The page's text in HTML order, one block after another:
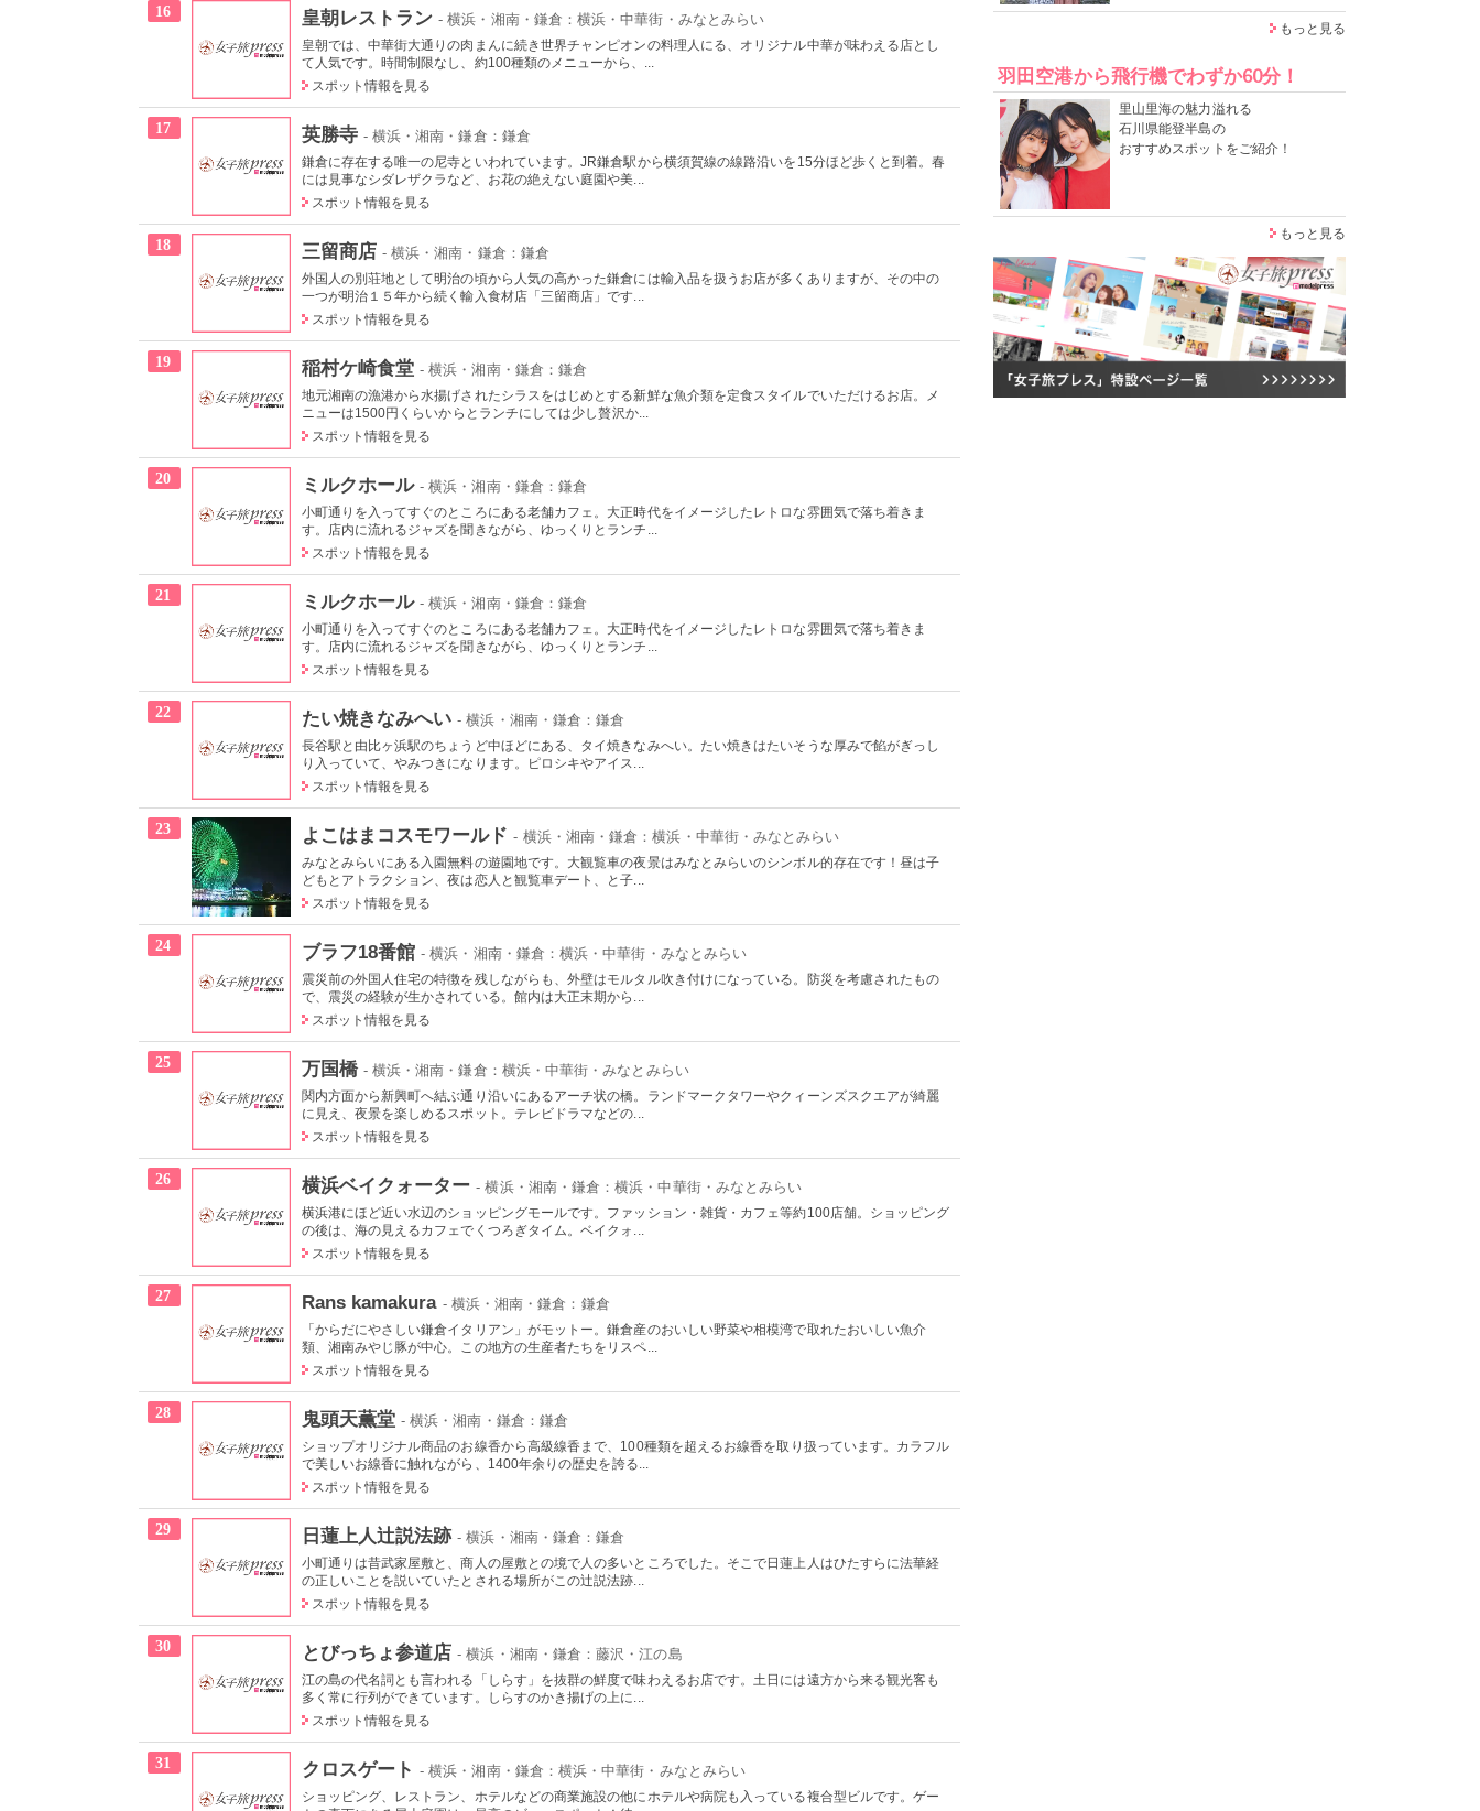
16 皇朝レストラン - 横浜・湘南・鎌倉：横浜・中華街・みなとみらい
皇朝では、中華街大通りの肉まんに続き世界チャンピオンの料理人にる、オリジナル中華が味わえる店とし
て人気です。時間制限なし、約100種類のメニューから、...
スポット情報を見る
17 英勝寺 - 横浜・湘南・鎌倉：鎌倉
鎌倉に存在する唯一の尼寺といわれています。JR鎌倉駅から横須賀線の線路沿いを15分ほど歩くと到着。春
には見事なシダレザクラなど、お花の絶えない庭園や美...
スポット情報を見る
18 三留商店 - 横浜・湘南・鎌倉：鎌倉
外国人の別荘地として明治の頃から人気の高かった鎌倉には輸入品を扱うお店が多くありますが、その中の
一つが明治１５年から続く輸入食材店「三留商店」です...
スポット情報を見る
19 稲村ケ崎食堂 - 横浜・湘南・鎌倉：鎌倉
地元湘南の漁港から水揚げされたシラスをはじめとする新鮮な魚介類を定食スタイルでいただけるお店。メ
ニューは1500円くらいからとランチにしては少し贅沢か...
スポット情報を見る
20 ミルクホール - 横浜・湘南・鎌倉：鎌倉
小町通りを入ってすぐのところにある老舗カフェ。大正時代をイメージしたレトロな雰囲気で落ち着きま
す。店内に流れるジャズを聞きながら、ゆっくりとランチ...
スポット情報を見る
21 ミルクホール - 横浜・湘南・鎌倉：鎌倉
小町通りを入ってすぐのところにある老舗カフェ。大正時代をイメージしたレトロな雰囲気で落ち着きま
す。店内に流れるジャズを聞きながら、ゆっくりとランチ...
スポット情報を見る
22 たい焼きなみへい - 横浜・湘南・鎌倉：鎌倉
長谷駅と由比ヶ浜駅のちょうど中ほどにある、タイ焼きなみへい。たい焼きはたいそうな厚みで餡がぎっし
り入っていて、やみつきになります。ピロシキやアイス...
スポット情報を見る
23 よこはまコスモワールド - 横浜・湘南・鎌倉：横浜・中華街・みなとみらい
みなとみらいにある入園無料の遊園地です。大観覧車の夜景はみなとみらいのシンボル的存在です！昼は子
どもとアトラクション、夜は恋人と観覧車デート、と子...
スポット情報を見る
24 ブラフ18番館 - 横浜・湘南・鎌倉：横浜・中華街・みなとみらい
震災前の外国人住宅の特徴を残しながらも、外壁はモルタル吹き付けになっている。防災を考慮されたもの
で、震災の経験が生かされている。館内は大正末期から...
スポット情報を見る
25 万国橋 - 横浜・湘南・鎌倉：横浜・中華街・みなとみらい
関内方面から新興町へ結ぶ通り沿いにあるアーチ状の橋。ランドマークタワーやクィーンズスクエアが綺麗
に見え、夜景を楽しめるスポット。テレビドラマなどの...
スポット情報を見る
26 横浜ベイクォーター - 横浜・湘南・鎌倉：横浜・中華街・みなとみらい
横浜港にほど近い水辺のショッピングモールです。ファッション・雑貨・カフェ等約100店舗。ショッピング
の後は、海の見えるカフェでくつろぎタイム。ベイクォ...
スポット情報を見る
27 Rans kamakura - 横浜・湘南・鎌倉：鎌倉
「からだにやさしい鎌倉イタリアン」がモットー。鎌倉産のおいしい野菜や相模湾で取れたおいしい魚介
類、湘南みやじ豚が中心。この地方の生産者たちをリスペ...
スポット情報を見る
28 鬼頭天薫堂 - 横浜・湘南・鎌倉：鎌倉
ショップオリジナル商品のお線香から高級線香まで、100種類を超えるお線香を取り扱っています。カラフル
で美しいお線香に触れながら、1400年余りの歴史を誇る...
スポット情報を見る
29 日蓮上人辻説法跡 - 横浜・湘南・鎌倉：鎌倉
小町通りは昔武家屋敷と、商人の屋敷との境で人の多いところでした。そこで日蓮上人はひたすらに法華経
の正しいことを説いていたとされる場所がこの辻説法跡...
スポット情報を見る
30 とびっちょ参道店 - 横浜・湘南・鎌倉：藤沢・江の島
江の島の代名詞とも言われる「しらす」を抜群の鮮度で味わえるお店です。土日には遠方から来る観光客も
多く常に行列ができています。しらすのかき揚げの上に...
スポット情報を見る
31 クロスゲート - 横浜・湘南・鎌倉：横浜・中華街・みなとみらい
ショッピング、レストラン、ホテルなどの商業施設の他にホテルや病院も入っている複合型ビルです。ゲー
もっと見る
羽田空港から飛行機でわずか60分！
里山里海の魅力溢れる
石川県能登半島の
おすすめスポットをご紹介！
もっと見る